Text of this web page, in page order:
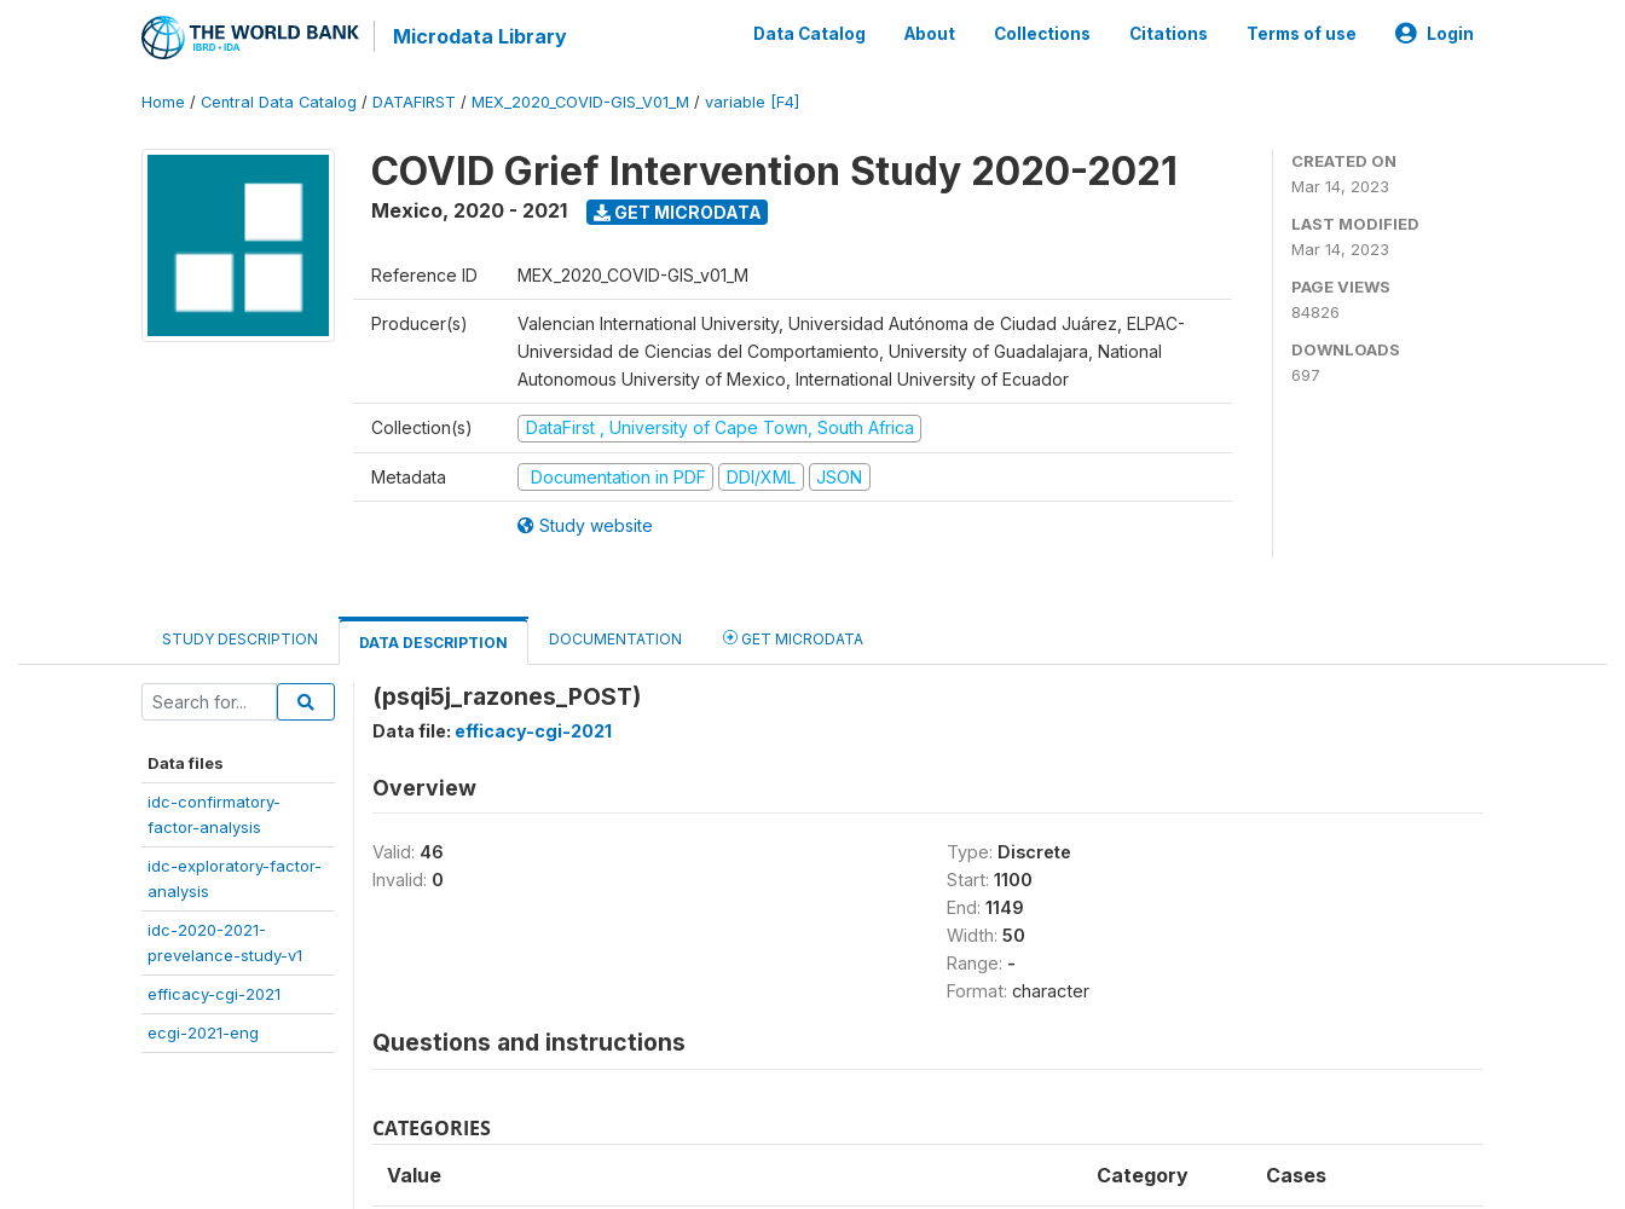
Microdata Library Data Catalog About Collections Citations Terms of use Login
Home / Central Data Catalog / DATAFIRST / MEX_2020_COVID-GIS_V01_M / variable [F4]
COVID Grief Intervention Study 2020-2021
Mexico, 2020 - 2021 GET MICRODATA
Reference ID MEX_2020_COVID-GIS_v01_M
Producer(s)
Valencian International University, Universidad Autónoma de Ciudad Juárez, ELPAC-
Universidad de Ciencias del Comportamiento, University of Guadalajara, National
Autonomous University of Mexico, International University of Ecuador
Collection(s) DataFirst , University of Cape Town, South Africa
Metadata Documentation in PDF DDI/XML JSON
Study website
CREATED ON
Mar 14, 2023
LAST MODIFIED
Mar 14, 2023
PAGE VIEWS
84826
DOWNLOADS
697
STUDY DESCRIPTION DATA DESCRIPTION DOCUMENTATION GET MICRODATA
Data files
idc-confirmatory-
factor-analysis
idc-exploratory-factor-
analysis
idc-2020-2021-
prevelance-study-v1
efficacy-cgi-2021
ecgi-2021-eng
(psqi5j_razones_POST)
Data file: efficacy-cgi-2021
Overview
Valid: 46
Invalid: 0
Type: Discrete
Start: 1100
End: 1149
Width: 50
Range: -
Format: character
Questions and instructions
CATEGORIES
Value Category Cases